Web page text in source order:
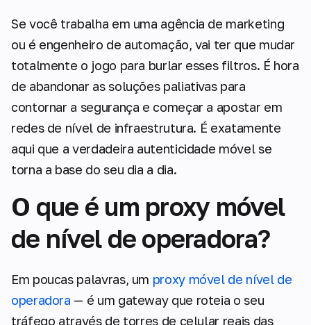
Se você trabalha em uma agência de marketing
ou é engenheiro de automação, vai ter que mudar
totalmente o jogo para burlar esses filtros. É hora
de abandonar as soluções paliativas para
contornar a segurança e começar a apostar em
redes de nível de infraestrutura. É exatamente
aqui que a verdadeira autenticidade móvel se
torna a base do seu dia a dia.
O que é um proxy móvel
de nível de operadora?
Em poucas palavras, um proxy móvel de nível de
operadora — é um gateway que roteia o seu
tráfego através de torres de celular reais das